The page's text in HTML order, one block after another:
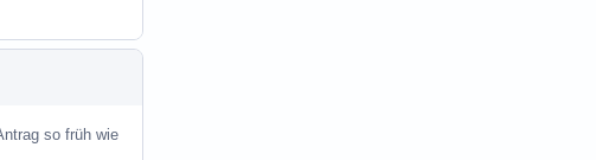
so früh wie